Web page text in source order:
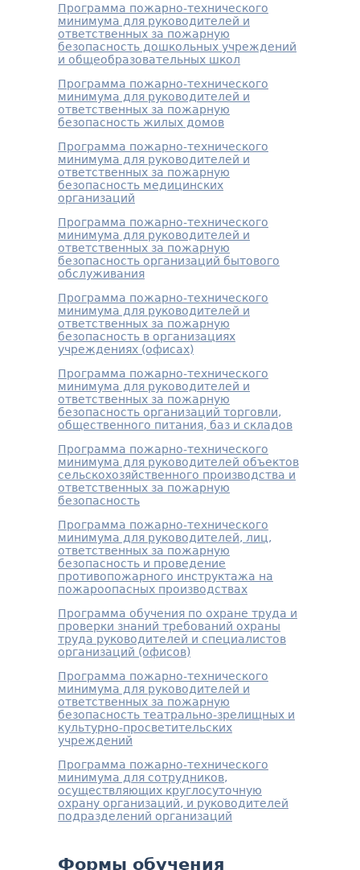
Программа пожарно-технического
минимума для руководителей и
ответственных за пожарную
безопасность дошкольных учреждений
и общеобразовательных школ
Программа пожарно-технического
минимума для руководителей и
ответственных за пожарную
безопасность жилых домов
Программа пожарно-технического
минимума для руководителей и
ответственных за пожарную
безопасность медицинских
организаций
Программа пожарно-технического
минимума для руководителей и
ответственных за пожарную
безопасность организаций бытового
обслуживания
Программа пожарно-технического
минимума для руководителей и
ответственных за пожарную
безопасность в организациях
учреждениях (офисах)
Программа пожарно-технического
минимума для руководителей и
ответственных за пожарную
безопасность организаций торговли,
общественного питания, баз и складов
Программа пожарно-технического
минимума для руководителей объектов
сельскохозяйственного производства и
ответственных за пожарную
безопасность
Программа пожарно-технического
минимума для руководителей, лиц,
ответственных за пожарную
безопасность и проведение
противопожарного инструктажа на
пожароопасных производствах
Программа обучения по охране труда и
проверки знаний требований охраны
труда руководителей и специалистов
организаций (офисов)
Программа пожарно-технического
минимума для руководителей и
ответственных за пожарную
безопасность театрально-зрелищных и
культурно-просветительских
учреждений
Программа пожарно-технического
минимума для сотрудников,
осуществляющих круглосуточную
охрану организаций, и руководителей
подразделений организаций
Формы обучения